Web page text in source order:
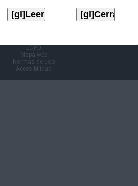
LOPD
Mapa web
Normas de uso
Accesibilidad